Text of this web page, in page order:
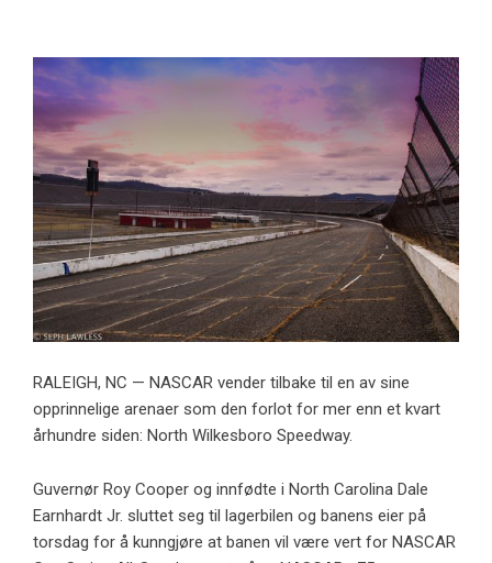
RALEIGH, NC — NASCAR vender tilbake til en av sine
opprinnelige arenaer som den forlot for mer enn et kvart
århundre siden: North Wilkesboro Speedway.
Guvernør Roy Cooper og innfødte i North Carolina Dale
Earnhardt Jr. sluttet seg til lagerbilen og banens eier på
torsdag for å kunngjøre at banen vil være vert for NASCAR